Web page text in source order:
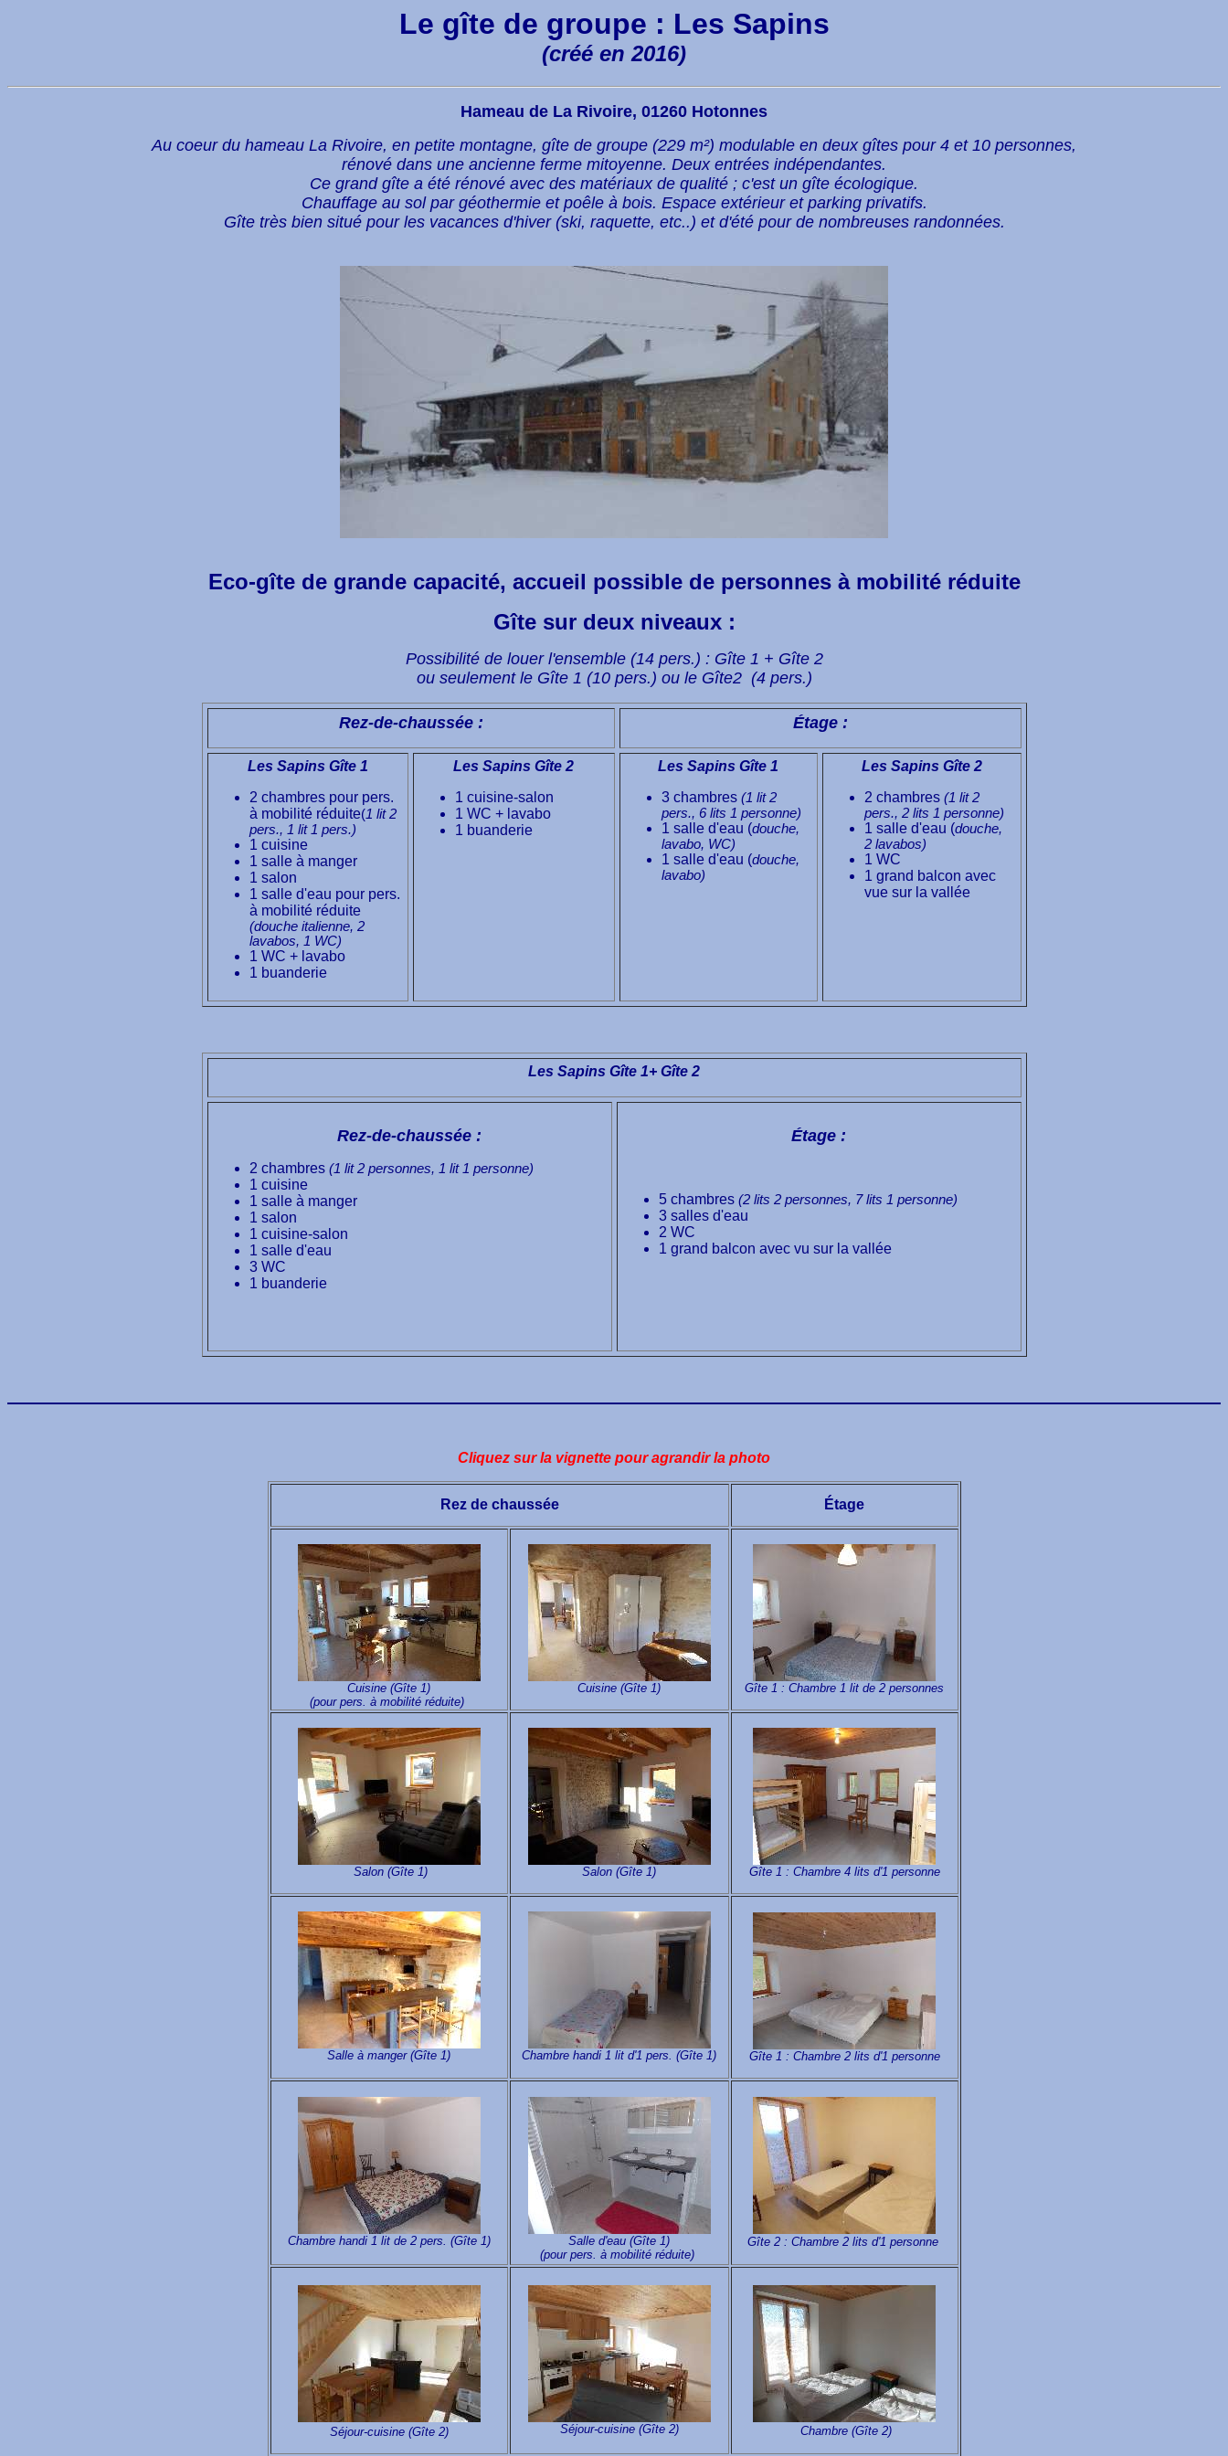
Le gîte de groupe : Les Sapins
(créé en 2016)
Hameau de La Rivoire, 01260 Hotonnes
Au coeur du hameau La Rivoire, en petite montagne, gîte de groupe (229 m²) modulable en deux gîtes pour 4 et 10 personnes,
rénové dans une ancienne ferme mitoyenne. Deux entrées indépendantes.
Ce grand gîte a été rénové avec des matériaux de qualité ; c'est un gîte écologique.
Chauffage au sol par géothermie et poêle à bois. Espace extérieur et parking privatifs.
Gîte très bien situé pour les vacances d'hiver (ski, raquette, etc..) et d'été pour de nombreuses randonnées.
Eco-gîte de grande capacité, accueil possible de personnes à mobilité réduite
Gîte sur deux niveaux :
Possibilité de louer l'ensemble (14 pers.) : Gîte 1 + Gîte 2
ou seulement le Gîte 1 (10 pers.) ou le Gîte2 (4 pers.)
Rez-de-chaussée : Étage :
Les Sapins Gîte 1
2 chambres pour pers.
à mobilité réduite(1 lit 2
pers., 1 lit 1 pers.)
1 cuisine
1 salle à manger
1 salon
1 salle d'eau pour pers.
à mobilité réduite
(douche italienne, 2
lavabos, 1 WC)
1 WC + lavabo
1 buanderie
Les Sapins Gîte 2
1 cuisine-salon
1 WC + lavabo
1 buanderie
Les Sapins Gîte 1
3 chambres (1 lit 2
pers., 6 lits 1 personne)
1 salle d'eau (douche,
lavabo, WC)
1 salle d'eau (douche,
lavabo)
Les Sapins Gîte 2
2 chambres (1 lit 2
pers., 2 lits 1 personne)
1 salle d'eau (douche,
2 lavabos)
1 WC
1 grand balcon avec
vue sur la vallée
Les Sapins Gîte 1+ Gîte 2
Rez-de-chaussée :
2 chambres (1 lit 2 personnes, 1 lit 1 personne)
1 cuisine
1 salle à manger
1 salon
1 cuisine-salon
1 salle d'eau
3 WC
1 buanderie
Étage :
5 chambres (2 lits 2 personnes, 7 lits 1 personne)
3 salles d'eau
2 WC
1 grand balcon avec vu sur la vallée
Cliquez sur la vignette pour agrandir la photo
Rez de chaussée Étage
Cuisine (Gîte 1)
(pour pers. à mobilité réduite)
Cuisine (Gîte 1) Gîte 1 : Chambre 1 lit de 2 personnes
Salon (Gîte 1) Salon (Gîte 1) Gîte 1 : Chambre 4 lits d'1 personne
Salle à manger (Gîte 1) Chambre handi 1 lit d'1 pers. (Gîte 1) Gîte 1 : Chambre 2 lits d'1 personne
Chambre handi 1 lit de 2 pers. (Gîte 1)
Salle d'eau (Gîte 1)
(pour pers. à mobilité réduite)
Gîte 2 : Chambre 2 lits d'1 personne
Séjour-cuisine (Gîte 2) Séjour-cuisine (Gîte 2) Chambre (Gîte 2)